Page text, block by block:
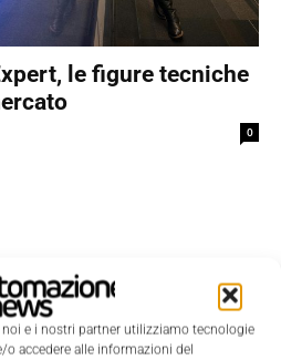
e i nostri partner utilizziamo tecnologie
accedere alle informazioni del
le figure tecniche
0